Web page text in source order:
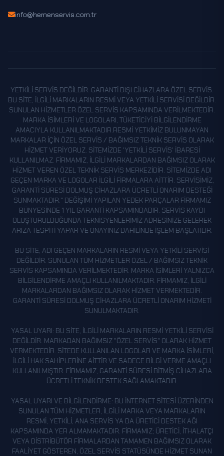
KARAMAN
KIRIKKALE
KIRKLARELI
KIRŞEHIR
KOCAELI
KONYA
KÜTAHYA
MALATYA
MANISA
MARDIN
MUĞLA
MUŞ
NEVŞEHIR
NIĞDE
OSMANIYE
RIZE
SAKARYA
SAMSUN
ŞANLIURFA
SIIRT
SINOP
SIVAS
info@hemenservis.com.tr
YETKILI SERVIS DEĞILDIR. GARANTI DIŞI CIHAZLARA ÖZEL SERVIS.
BU SITE, ILGILI MARKALARIN RESMI VEYA YETKILI SERVISI DEĞILDIR.
SUNULAN HIZMETLER ÖZEL SERVIS KAPSAMINDA VERILMEKTEDIR.
MARKA ISIMLERI VE LOGOLARI, TÜKETICIYI BILGILENDIRME
AMACIYLA KULLANILMAKTADIR.RESMI YETKIMIZ BULUNMAYAN
MARKALAR IÇIN ÖZEL SERVIS / BAĞIMSIZ TEKNIK SERVIS OLARAK
HIZMET VERIYORUZ. SITEMIZDE 'YETKILI SERVIS' IBARESI
KULLANILMAZ. FIRMAMIZ, ILGILI MARKALARDAN BAĞIMSIZ OLARAK
HIZMET VEREN ÖZEL TEKNIK SERVIS MERKEZIDIR. SITEMIZDE ADI
GEÇEN MARKA VE LOGOLAR ILGILI FIRMALARA AITTIR. SERVISIMIZ,
GARANTI SÜRESI DOLMUŞ CIHAZLARA ÜCRETLI ONARIM DESTEĞI
SUNMAKTADIR." DEĞIŞIMI YAPILAN YEDEK PARÇALAR FIRMAMIZ
BÜNYESINDE 1 YIL GARANTI KAPSAMINDADIR. SERVIS KAYDI
OLUŞTURULDUĞUNDA TEKNISYENLERIMIZ ADRESINIZE GELEREK
ARIZA TESPITI YAPAR VE ONAYINIZ DAHILINDE IŞLEM BAŞLATILIR.
BU SITE, ADI GEÇEN MARKALARIN RESMI VEYA YETKILI SERVISI
DEĞILDIR. SUNULAN TÜM HIZMETLER ÖZEL / BAĞIMSIZ TEKNIK
SERVIS KAPSAMINDA VERILMEKTEDIR. MARKA ISIMLERI YALNIZCA
BILGILENDIRME AMAÇLI KULLANILMAKTADIR. FIRMAMIZ, ILGILI
MARKALARDAN BAĞIMSIZ OLARAK HIZMET VERMEKTEDIR.
GARANTI SÜRESI DOLMUŞ CIHAZLARA ÜCRETLI ONARIM HIZMETI
SUNULMAKTADIR.
YASAL UYARI: BU SITE, ILGILI MARKALARIN RESMI YETKILI SERVISI
DEĞILDIR. MARKADAN BAĞIMSIZ "ÖZEL SERVIS" OLARAK HIZMET
VERMEKTEDIR. SITEDE KULLANILAN LOGOLAR VE MARKA ISIMLERI,
ILGILI HAK SAHIPLERINE AITTIR VE SADECE BILGI VERME AMAÇLI
KULLANILMIŞTIR. FIRMAMIZ, GARANTI SÜRESI BITMIŞ CIHAZLARA
ÜCRETLI TEKNIK DESTEK SAĞLAMAKTADIR.
YASAL UYARI VE BILGILENDIRME: BU INTERNET SITESI ÜZERINDEN
SUNULAN TÜM HIZMETLER, ILGILI MARKA VEYA MARKALARIN
RESMI, YETKILI, ANA SERVIS YA DA ÜRETICI DESTEK AĞI
KAPSAMINDA YER ALMAMAKTADIR. FIRMAMIZ; ÜRETICI, ITHALATÇI
VEYA DISTRIBÜTÖR FIRMALARDAN TAMAMEN BAĞIMSIZ OLARAK
FAALIYET GÖSTEREN, ÖZEL SERVIS STATÜSÜNDE HIZMET SUNAN